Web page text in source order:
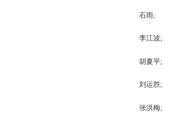
石雨;
李江波;
胡夏平;
刘运胜;
张洪梅;